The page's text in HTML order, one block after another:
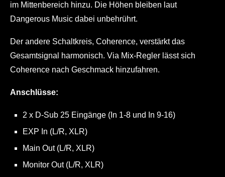
im Mittenbereich hinzu. Die Höhen bleiben laut
Dangerous Music dabei unbehrührt.
Der andere Schaltkreis, Coherence, verstärkt das
Gesamtsignal harmonisch. Via Mix-Regler lässt sich
Coherence nach Geschmack hinzufahren.
Anschlüsse:
2 x D-Sub 25 Eingänge (In 1-8 und In 9-16)
EXP In (L/R, XLR)
Main Out (L/R, XLR)
Monitor Out (L/R, XLR)